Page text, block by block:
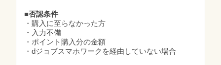
■否認条件
・購入に至らなかった方
・入力不備
・ポイント購入分の金額
・dジョブスマホワークを経由していない場合